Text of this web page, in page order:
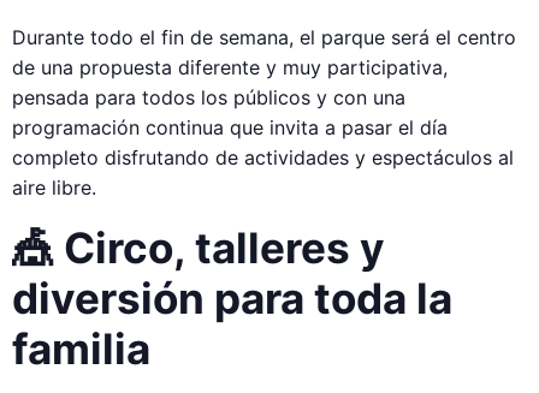
Durante todo el fin de semana, el parque será el centro
de una propuesta diferente y muy participativa,
pensada para todos los públicos y con una
programación continua que invita a pasar el día
completo disfrutando de actividades y espectáculos al
aire libre.
🎪 Circo, talleres y
diversión para toda la
familia